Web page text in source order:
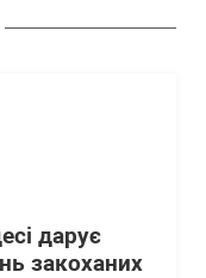
дарує
закоханих